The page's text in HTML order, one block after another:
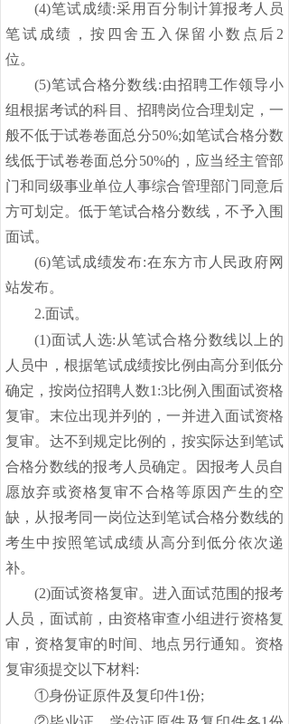
(4)笔试成绩:采用百分制计算报考人员
笔试成绩，按四舍五入保留小数点后2
位。
(5)笔试合格分数线:由招聘工作领导小
组根据考试的科目、招聘岗位合理划定，一
般不低于试卷卷面总分50%;如笔试合格分数
线低于试卷卷面总分50%的，应当经主管部
门和同级事业单位人事综合管理部门同意后
方可划定。低于笔试合格分数线，不予入围
面试。
(6)笔试成绩发布:在东方市人民政府网
站发布。
2.面试。
(1)面试人选:从笔试合格分数线以上的
人员中，根据笔试成绩按比例由高分到低分
确定，按岗位招聘人数1:3比例入围面试资格
复审。末位出现并列的，一并进入面试资格
复审。达不到规定比例的，按实际达到笔试
合格分数线的报考人员确定。因报考人员自
愿放弃或资格复审不合格等原因产生的空
缺，从报考同一岗位达到笔试合格分数线的
考生中按照笔试成绩从高分到低分依次递
补。
(2)面试资格复审。进入面试范围的报考
人员，面试前，由资格审查小组进行资格复
审，资格复审的时间、地点另行通知。资格
复审须提交以下材料:
①身份证原件及复印件1份;